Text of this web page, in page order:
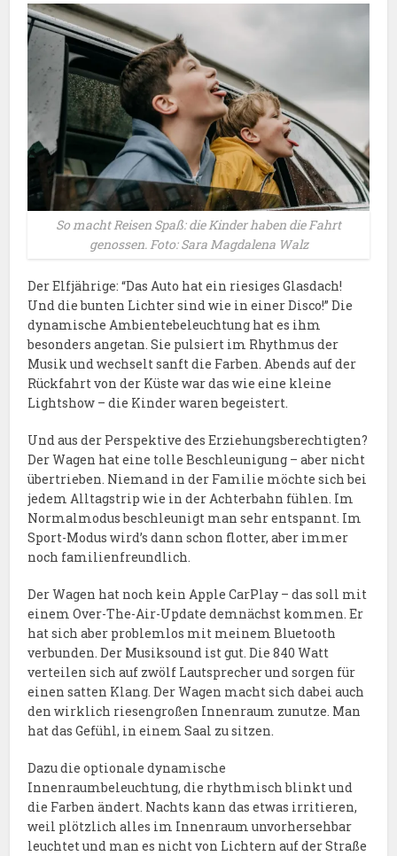
So macht Reisen Spaß: die Kinder haben die Fahrt
genossen. Foto: Sara Magdalena Walz
Der Elfjährige: “Das Auto hat ein riesiges Glasdach!
Und die bunten Lichter sind wie in einer Disco!” Die
dynamische Ambientebeleuchtung hat es ihm
besonders angetan. Sie pulsiert im Rhythmus der
Musik und wechselt sanft die Farben. Abends auf der
Rückfahrt von der Küste war das wie eine kleine
Lightshow – die Kinder waren begeistert.
Und aus der Perspektive des Erziehungsberechtigten?
Der Wagen hat eine tolle Beschleunigung – aber nicht
übertrieben. Niemand in der Familie möchte sich bei
jedem Alltagstrip wie in der Achterbahn fühlen. Im
Normalmodus beschleunigt man sehr entspannt. Im
Sport-Modus wird’s dann schon flotter, aber immer
noch familienfreundlich.
Der Wagen hat noch kein Apple CarPlay – das soll mit
einem Over-The-Air-Update demnächst kommen. Er
hat sich aber problemlos mit meinem Bluetooth
verbunden. Der Musiksound ist gut. Die 840 Watt
verteilen sich auf zwölf Lautsprecher und sorgen für
einen satten Klang. Der Wagen macht sich dabei auch
den wirklich riesengroßen Innenraum zunutze. Man
hat das Gefühl, in einem Saal zu sitzen.
Dazu die optionale dynamische
Innenraumbeleuchtung, die rhythmisch blinkt und
die Farben ändert. Nachts kann das etwas irritieren,
weil plötzlich alles im Innenraum unvorhersehbar
leuchtet und man es nicht von Lichtern auf der Straße